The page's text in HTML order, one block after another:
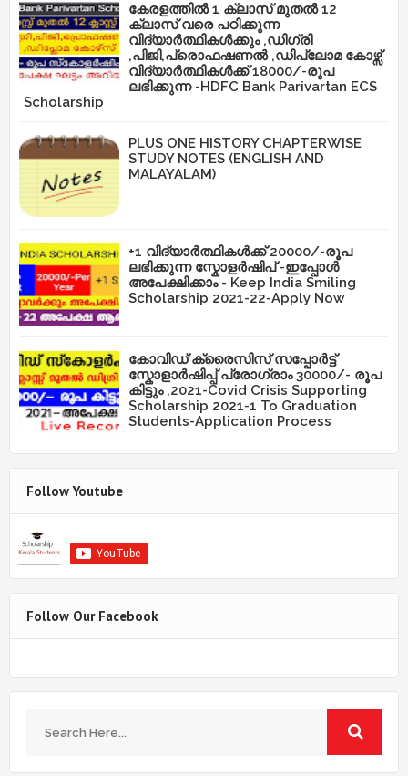
കേരളത്തിൽ 1 ക്ലാസ് മുതൽ 12
ക്ലാസ് വരെ പഠിക്കുന്ന
വിദ്യാർത്ഥികൾക്കും ,ഡിഗ്രി
,പിജി,പ്രൊഫഷണൽ ,ഡിപ്ലോമ കോഴ്സ്
വിദ്യാർത്ഥികൾക്ക് 18000/-രൂപ
ലഭിക്കുന്ന -HDFC Bank Parivartan ECS
Scholarship
PLUS ONE HISTORY CHAPTERWISE
STUDY NOTES (ENGLISH AND
MALAYALAM)
+1 വിദ്യാർത്ഥികൾക്ക് 20000/-രൂപ
ലഭിക്കുന്ന സ്കോളർഷിപ് -ഇപ്പോൾ
അപേക്ഷിക്കാം - Keep India Smiling
Scholarship 2021-22-Apply Now
കോവിഡ് ക്രൈസിസ് സപ്പോർട്ട്
സ്കോളാർഷിപ്പ് പ്രോഗ്രാം 30000/- രൂപ
കിട്ടും ,2021-Covid Crisis Supporting
Scholarship 2021-1 To Graduation
Students-Application Process
Follow Youtube
Follow Our Facebook